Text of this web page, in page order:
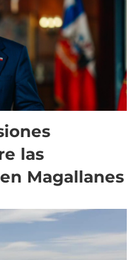
las
Magallanes